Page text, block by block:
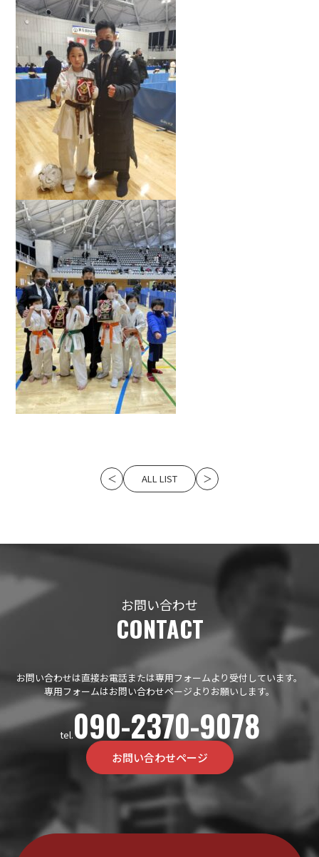
＜ ALL LIST ＞
お問い合わせ
CONTACT
お問い合わせは直接お電話または専用フォームより受付しています。
専用フォームはお問い合わせページよりお願いします。
tel.090-2370-9078
お問い合わせページ